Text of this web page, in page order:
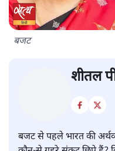
बजट
शीतल
बजट से पहले भारत की